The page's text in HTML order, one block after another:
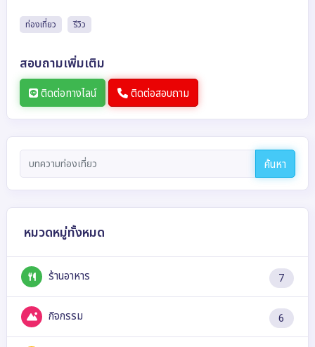
ท่องเที่ยว รีวิว
สอบถามเพิ่มเติม
ติดต่อทางไลน์ ติดต่อสอบถาม
ค้นหา
หมวดหมู่ทั้งหมด
ร้านอาหาร 7
กิจกรรม 6